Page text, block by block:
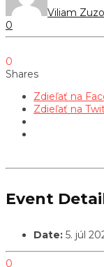
Viliam Zuzo
0
0
Shares
Zdieľať na
Zdieľať na
Event
Date: 5. júl
0